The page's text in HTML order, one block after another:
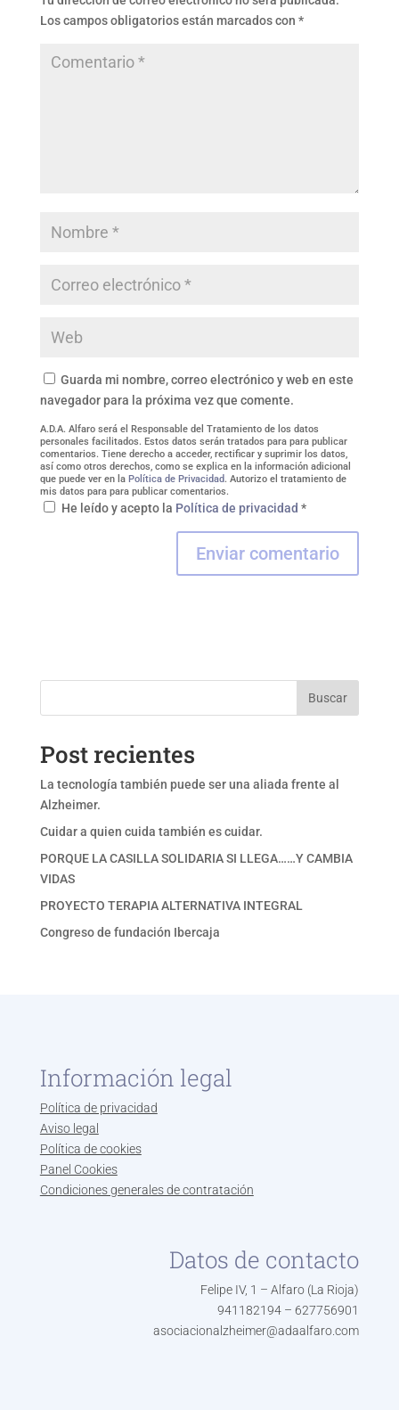
Los campos obligatorios están marcados con *
Guarda mi nombre, correo electrónico y web en este
navegador para la próxima vez que comente.
A.D.A. Alfaro será el Responsable del Tratamiento de los datos
personales facilitados. Estos datos serán tratados para para publicar
comentarios. Tiene derecho a acceder, rectificar y suprimir los datos,
así como otros derechos, como se explica en la información adicional
que puede ver en la Política de Privacidad. Autorizo el tratamiento de
mis datos para para publicar comentarios.
He leído y acepto la Política de privacidad *
Buscar
Post recientes
La tecnología también puede ser una aliada frente al
Alzheimer.
Cuidar a quien cuida también es cuidar.
PORQUE LA CASILLA SOLIDARIA SI LLEGA……Y CAMBIA
VIDAS
PROYECTO TERAPIA ALTERNATIVA INTEGRAL
Congreso de fundación Ibercaja
Información legal
Política de privacidad
Aviso legal
Política de cookies
Panel Cookies
Condiciones generales de contratación
Datos de contacto
Felipe IV, 1 – Alfaro (La Rioja)
941182194 – 627756901
asociacionalzheimer@adaalfaro.com